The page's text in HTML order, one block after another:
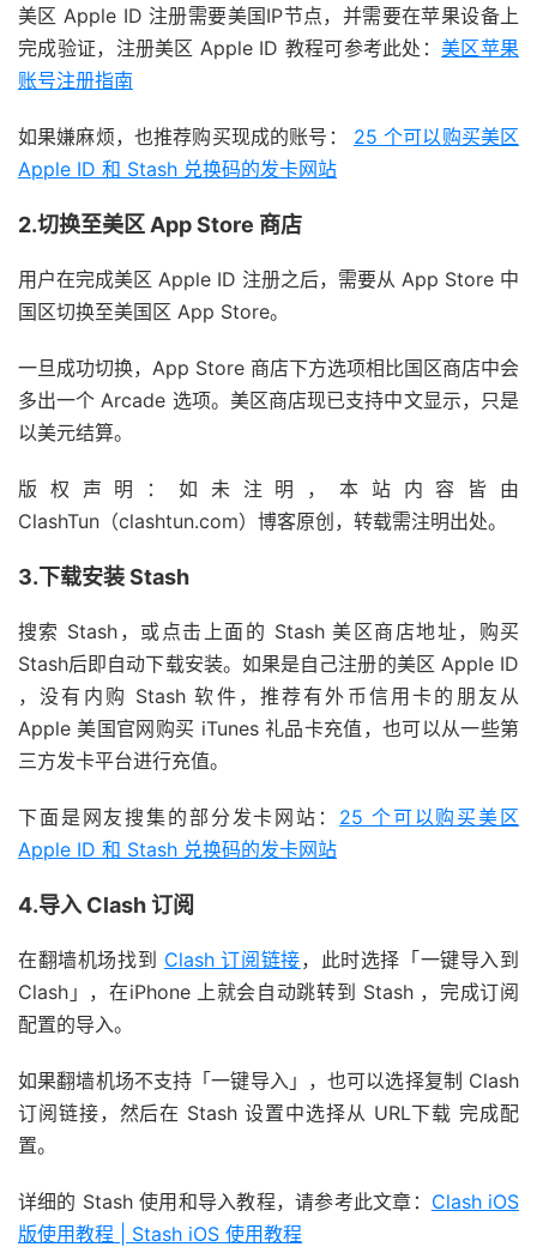
美区 Apple ID 注册需要美国IP节点，并需要在苹果设备上
完成验证，注册美区 Apple ID 教程可参考此处：美区苹果
账号注册指南
如果嫌麻烦，也推荐购买现成的账号： 25 个可以购买美区
Apple ID 和 Stash 兑换码的发卡网站
2.切换至美区 App Store 商店
用户在完成美区 Apple ID 注册之后，需要从 App Store 中
国区切换至美国区 App Store。
一旦成功切换，App Store 商店下方选项相比国区商店中会
多出一个 Arcade 选项。美区商店现已支持中文显示，只是
以美元结算。
版权声明：如未注明，本站内容皆由
ClashTun（clashtun.com）博客原创，转载需注明出处。
3.下载安装 Stash
搜索 Stash，或点击上面的 Stash 美区商店地址，购买
Stash后即自动下载安装。如果是自己注册的美区 Apple ID
，没有内购 Stash 软件，推荐有外币信用卡的朋友从
Apple 美国官网购买 iTunes 礼品卡充值，也可以从一些第
三方发卡平台进行充值。
下面是网友搜集的部分发卡网站： 25 个可以购买美区
Apple ID 和 Stash 兑换码的发卡网站
4.导入 Clash 订阅
在翻墙机场找到 Clash 订阅链接，此时选择「一键导入到
Clash」，在iPhone 上就会自动跳转到 Stash ，完成订阅
配置的导入。
如果翻墙机场不支持「一键导入」，也可以选择复制 Clash
订阅链接，然后在 Stash 设置中选择从 URL下载 完成配
置。
详细的 Stash 使用和导入教程，请参考此文章： Clash iOS
版使用教程 | Stash iOS 使用教程